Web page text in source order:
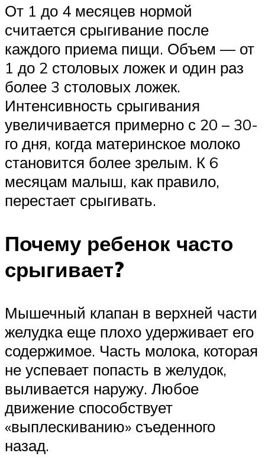
От 1 до 4 месяцев нормой
считается срыгивание после
каждого приема пищи. Объем — от
1 до 2 столовых ложек и один раз
более 3 столовых ложек.
Интенсивность срыгивания
увеличивается примерно с 20 – 30-
го дня, когда материнское молоко
становится более зрелым. К 6
месяцам малыш, как правило,
перестает срыгивать.
Почему ребенок часто
срыгивает?
Мышечный клапан в верхней части
желудка еще плохо удерживает его
содержимое. Часть молока, которая
не успевает попасть в желудок,
выливается наружу. Любое
движение способствует
«выплескиванию» съеденного
назад.